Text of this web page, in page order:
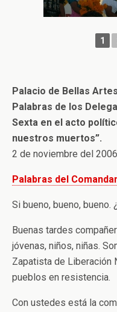
1
Palacio de Bellas
Palabras de los
Sexta en el acto
nuestros muertos”.
2 de noviembre del 2006
Palabras del
Si bueno, bueno, bueno.
Buenas tardes
jóvenas, niños, niñas.
Zapatista de Liberación
pueblos en resistencia.
Con ustedes está la